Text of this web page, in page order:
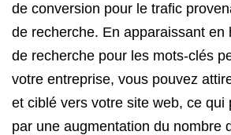
de conversion pour le trafic
de recherche. En apparaissant en
de recherche pour les mots-clés
votre entreprise, vous pouvez
et ciblé vers votre site web, ce qui
par une augmentation du nombre